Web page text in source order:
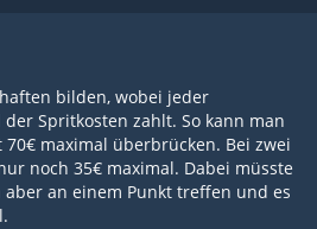
bilden, wobei jeder
Spritkosten zahlt. So kann man
maximal überbrücken. Bei zwei
noch 35€ maximal. Dabei müsste
an einem Punkt treffen und es